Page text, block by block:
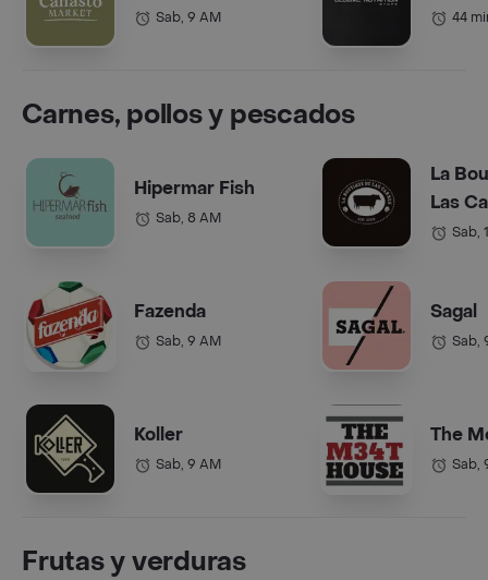
Sab, 9 AM 44
Carnes, pollos y pescados
Hipermar Fish
Sab, 8 AM
Fazenda
Sab, 9 AM
Koller
Sab, 9 AM
La
Las
Sab,
Sagal
Sab,
The
Sab,
Frutas y verduras